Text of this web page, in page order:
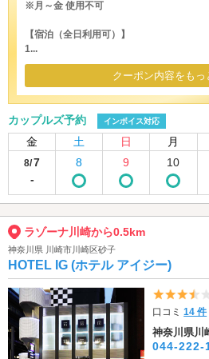
※月～金 使用不可
【宿泊（全日利用可）】
1...
クーポン内容をもっ
カップルズ予約 インボイス対応
金 土 日 月
8/7
-
8 9 10
ラゾーナ川崎から0.5km
神奈川県 川崎市川崎区砂子
HOTEL IG (ホテル アイジー)
口コミ14 件
神奈川県川
044-222-